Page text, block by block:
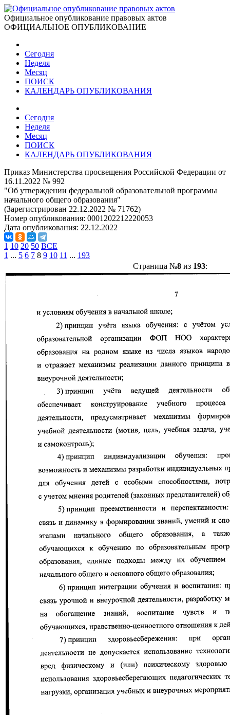
Официальное опубликование правовых актов
ОФИЦИАЛЬНОЕ ОПУБЛИКОВАНИЕ
Сегодня
Неделя
Месяц
ПОИСК
КАЛЕНДАРЬ ОПУБЛИКОВАНИЯ
Сегодня
Неделя
Месяц
ПОИСК
КАЛЕНДАРЬ ОПУБЛИКОВАНИЯ
Приказ Министерства просвещения Российской Федерации от
16.11.2022 № 992
"Об утверждении федеральной образовательной программы
начального общего образования"
(Зарегистрирован 22.12.2022 № 71762)
Номер опубликования: 0001202212220053
Дата опубликования: 22.12.2022
1 10 20 50 ВСЕ
1 ... 5 6 7 8 9 10 11 ... 193
Страница №8из 193: